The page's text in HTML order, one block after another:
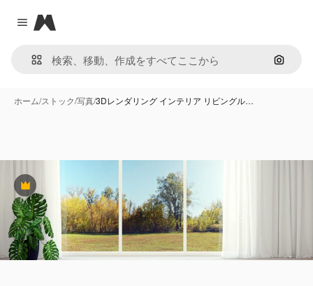
Close menu
Magnific
画像で
ホーム/ストック/写真/3Dレンダリング インテリア リビングル…
Premium